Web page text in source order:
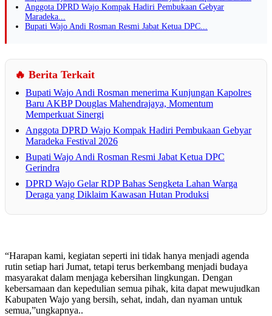
Anggota DPRD Wajo Kompak Hadiri Pembukaan Gebyar
Maradeka...
Bupati Wajo Andi Rosman Resmi Jabat Ketua DPC...
🔥 Berita Terkait
Bupati Wajo Andi Rosman menerima Kunjungan Kapolres
Baru AKBP Douglas Mahendrajaya, Momentum
Memperkuat Sinergi
Anggota DPRD Wajo Kompak Hadiri Pembukaan Gebyar
Maradeka Festival 2026
Bupati Wajo Andi Rosman Resmi Jabat Ketua DPC
Gerindra
DPRD Wajo Gelar RDP Bahas Sengketa Lahan Warga
Deraga yang Diklaim Kawasan Hutan Produksi
“Harapan kami, kegiatan seperti ini tidak hanya menjadi agenda
rutin setiap hari Jumat, tetapi terus berkembang menjadi budaya
masyarakat dalam menjaga kebersihan lingkungan. Dengan
kebersamaan dan kepedulian semua pihak, kita dapat mewujudkan
Kabupaten Wajo yang bersih, sehat, indah, dan nyaman untuk
semua,”ungkapnya..